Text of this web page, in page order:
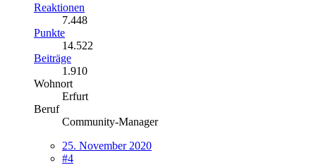
Reaktionen
7.448
Punkte
14.522
Beiträge
1.910
Wohnort
Erfurt
Beruf
Community-Manager
25. November 2020
#4